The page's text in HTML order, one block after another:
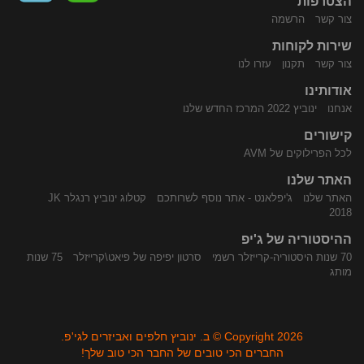
צור קשר הרשמה
שירות לקוחות
צור קשר תקנון עזרו לנו
אודותינו
אנחנו ינוביץ 2022 המרכז החדש שלנו
קישורים
לכל הפרילוקים של AVM
האתר שלנו
האתר שלנו ג'יפלאנט - אתר נוסף לשרותכם
קטלוג ינוביץ רנגלר JK
2018
ההיסטוריה של ג'יפ
70 שנות היסטוריה-קרייזלר רשמי סרטון יפיפה של פיאט\קרייזלר
75 שנות
מותג
Copyright 2026 © ב. ינוביץ חלפים ואביזרים לגי'פ.
החברים הכי טובים של החבר הכי טוב שלך!